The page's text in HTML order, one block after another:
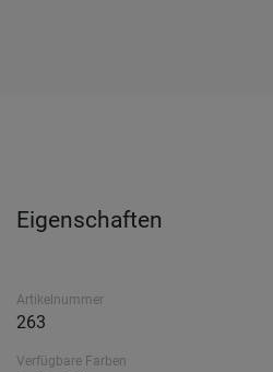
Eigenschaften
Artikelnummer
263
Verfügbare Farben